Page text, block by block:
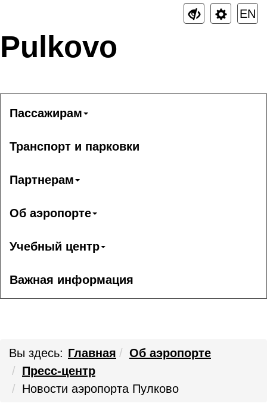
EN
Pulkovo
Пассажирам
Транспорт и парковки
Партнерам
Об аэропорте
Учебный центр
Важная информация
Вы здесь: Главная
Об аэропорте
Пресс-центр
Новости аэропорта Пулково